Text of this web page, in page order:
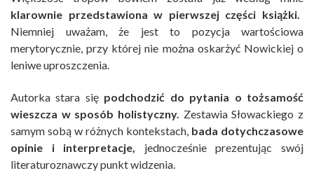
klarownie przedstawiona w pierwszej części książki.
Niemniej uważam, że jest to pozycja wartościowa
merytorycznie, przy której nie można oskarżyć Nowickiej o
leniwe uproszczenia.
Autorka stara się podchodzić do pytania o tożsamość
wieszcza w sposób holistyczny. Zestawia Słowackiego z
samym sobą w różnych kontekstach, bada dotychczasowe
opinie i interpretacje, jednocześnie prezentując swój
literaturoznawczy punkt widzenia.